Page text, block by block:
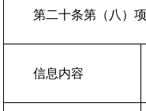
第二十条第（八）项
信息内容